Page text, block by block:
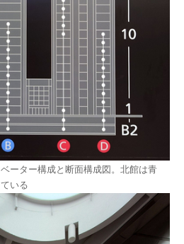
ーター構成と断面構成図。北館は青
いる